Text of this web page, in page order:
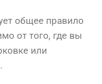
общее правило
от того, где вы
или